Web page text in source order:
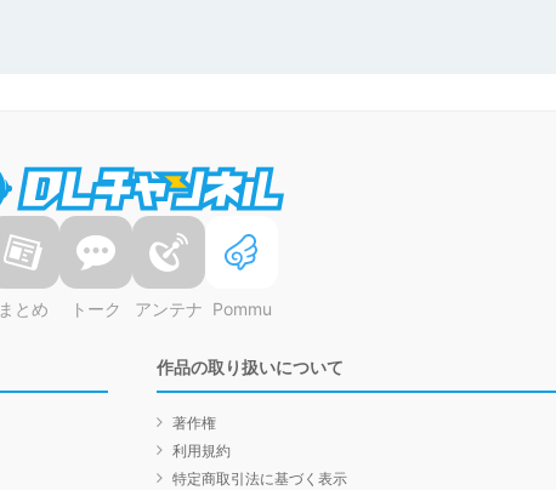
まとめ トーク アンテナ Pommu
作品の取り扱いについて
著作権
利用規約
特定商取引法に基づく表示